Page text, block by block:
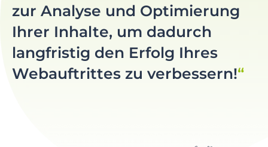
zur Analyse und Optimierung
Ihrer Inhalte, um dadurch
langfristig den Erfolg Ihres
Webauftrittes zu verbessern!